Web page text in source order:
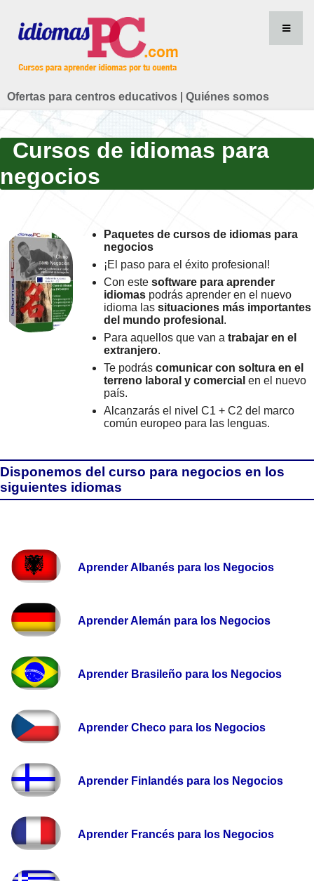
Ofertas para centros educativos Quiénes somos
Cursos de idiomas para
negocios
Paquetes de cursos de idiomas para
negocios
¡El paso para el éxito profesional!
Con este software para aprender
idiomas podrás aprender en el nuevo
idioma las situaciones más importantes
del mundo profesional .
Para aquellos que van a trabajar en el
extranjero.
Te podrás comunicar con soltura en el
terreno laboral y comercial en el nuevo
país.
Alcanzarás el nivel C1 + C2 del marco
común europeo para las lenguas.
Disponemos del curso para negocios en los
siguientes idiomas
Aprender Albanés para los Negocios
Aprender Alemán para los Negocios
Aprender Brasileño para los Negocios
Aprender Checo para los Negocios
Aprender Finlandés para los Negocios
Aprender Francés para los Negocios